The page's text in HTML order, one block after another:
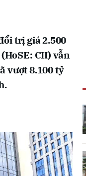
trị giá 2.500
CII) vẫn
vượt 8.100 tỷ